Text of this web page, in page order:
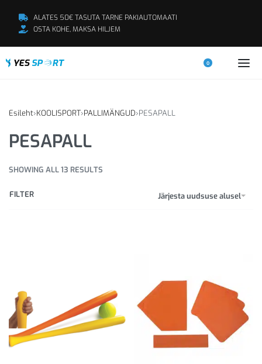
ALATES 50€ TASUTA TARNE PAKIAUTOMAATI
OSTA KOHE, MAKSA HILJEM
0
Esileht›KOOLISPORT›PALLIMÄNGUD›PESAPALL
PESAPALL
SHOWING ALL 13 RESULTS
Järjesta uudsuse alusel
FILTER